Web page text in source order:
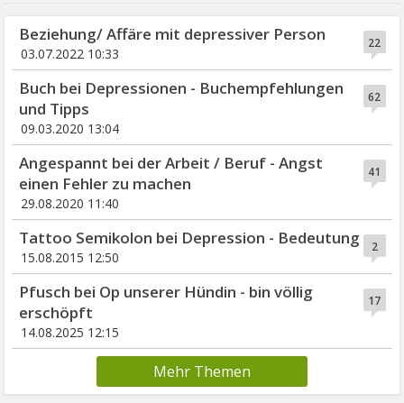
22
Beziehung/ Affäre mit depressiver Person
03.07.2022 10:33
62
Buch bei Depressionen - Buchempfehlungen
und Tipps
09.03.2020 13:04
41
Angespannt bei der Arbeit / Beruf - Angst
einen Fehler zu machen
29.08.2020 11:40
2
Tattoo Semikolon bei Depression - Bedeutung
15.08.2015 12:50
17
Pfusch bei Op unserer Hündin - bin völlig
erschöpft
14.08.2025 12:15
Mehr Themen